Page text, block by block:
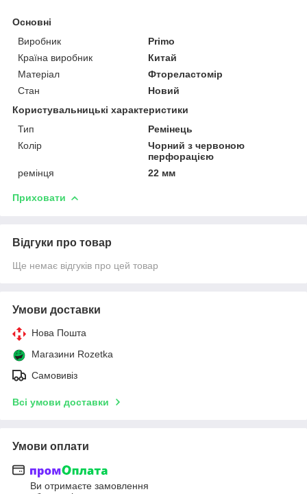
Основні
Виробник
Primo
Країна виробник
Китай
Матеріал
Фтореластомір
Стан
Новий
Користувальницькі характеристики
Тип
Ремінець
Колір
Чорний з червоною
перфорацією
ремінця
22 мм
Приховати
Відгуки про товар
Ще немає відгуків про цей товар
Умови доставки
Нова Пошта
Магазини Rozetka
Самовивіз
Всі умови доставки
Умови оплати
Ви отримаєте замовлення